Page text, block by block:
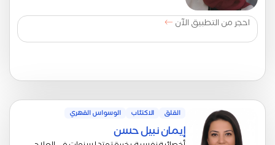
احجر من التطبيق الآن
القلق الاكتئاب الوسواس القهري
إيمان نبيل حسن